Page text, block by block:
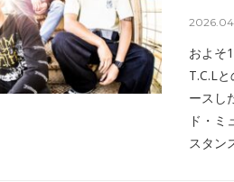
およそ
T.C.L
ースし
ド・
スタン